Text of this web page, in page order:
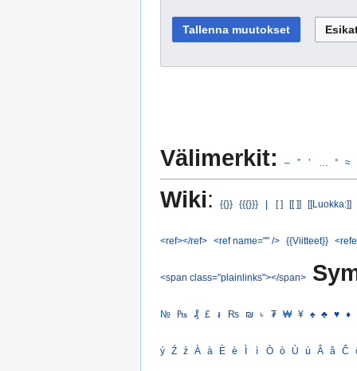
Välimerkit: – ” ’ ° ≈
Wiki: {{}} {{{}}} | [ ] [[ ]] [[Luokka:]]
<ref></ref> <ref name="" /> {{Viitteet}}
<span class="plainlinks"></span>
№ ₧ ₰ £ ៛ ₨ ₪ ৳ ₮ ₩ ¥ ♠ ♣ ♥ ♦
ý Ź ź À à È è Ì ì Ò ò Ù ù Â â Ĉ